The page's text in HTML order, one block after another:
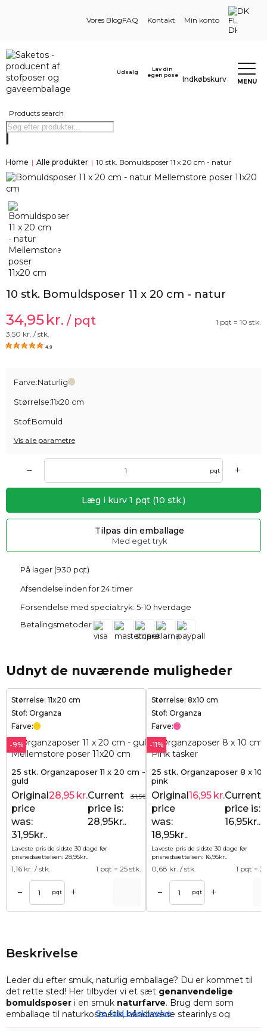
Vores BlogFAQ Kontakt Min konto
DK
Products search
Udsalg
Lav din
egen pose
Indkøbskurv MENU
Home | Alle produkter | 10 stk. Bomuldsposer 11 x 20 cm - natur
10 stk. Bomuldsposer 11 x 20 cm - natur
34,95kr. / pqt
1 pqt = 10 stk.
3,50 kr. / stk.
4.9
Farve:Naturlig
Størrelse:11x20 cm
Stof:Bomuld
Vis alle parametre
– pqt +
Læg i kurv 1 pqt (10 stk.)
Tilpas din emballage
Med eget tryk
På lager (930 pqt)
Afsendelse inden for 24 timer
Forsendelse med specialtryk: 5-10 hverdage
Betalingsmetoder
Udnyt de nuværende muligheder
Størrelse: 11x20 cm
Stof: Organza
Farve:
-9%
25 stk. Organzaposer 11 x 20 cm -
guld
31,95 kr.
Original
price
was:
31,95kr..
28,95 kr.Current
price is:
28,95kr..
Laveste pris de sidste 30 dage før
prisnedsættelsen: 28,95kr..
1,16 kr. / stk. 1 pqt = 25 stk.
– pqt +
Størrelse: 8x10 cm
Stof: Organza
Farve:
-11%
25 stk. Organzaposer 8 x 10
pink
Original
price
was:
18,95kr..
16,95 kr.Current
price is:
16,95kr..
Laveste pris de sidste 30 dage før
prisnedsættelsen: 16,95kr..
0,68 kr. / stk. 1 pqt =
– pqt +
Beskrivelse
Leder du efter smuk, naturlig emballage? Du er kommet til
det rette sted! Her tilbyder vi et sæt genanvendelige
bomuldsposer i en smuk naturfarve. Brug dem som
emballage til naturkosmetik, håndlavede stearinlys og
forskellige slags gaver.
Se fuld beskrivelse